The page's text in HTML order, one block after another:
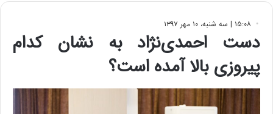
۱۵:۰۸ | سه شنبه، ۱۰ مهر ۱۳۹۷
دست احمدی‌نژاد به نشان کدام
پیروزی بالا آمده است؟